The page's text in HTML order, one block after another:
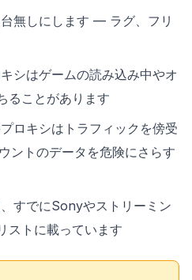
無しにします — ラグ、フリ
シはゲームの読み込み中やオ
ることがあります
ロキシはトラフィックを傍受
ントのデータを危険にさらす
すでにSonyやストリーミン
ストに載っています